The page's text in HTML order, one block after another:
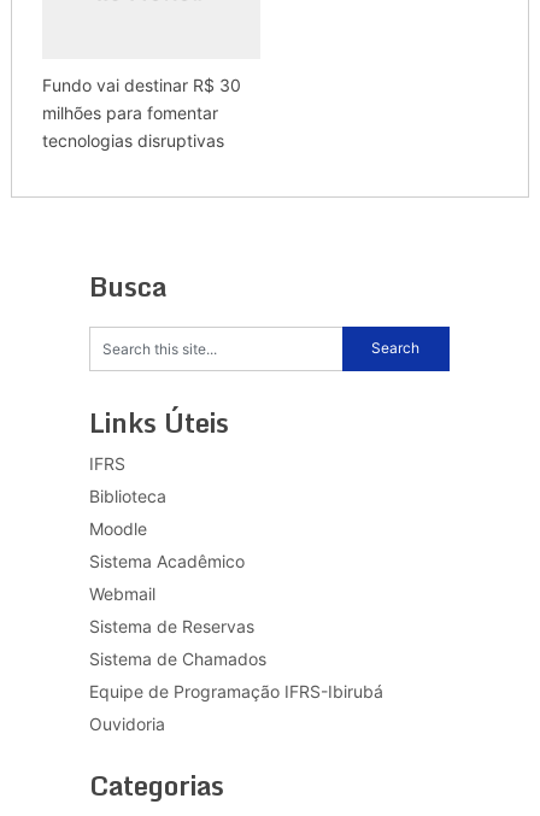
Fundo vai destinar R$ 30
milhões para fomentar
tecnologias disruptivas
Busca
Links Úteis
IFRS
Biblioteca
Moodle
Sistema Acadêmico
Webmail
Sistema de Reservas
Sistema de Chamados
Equipe de Programação IFRS-Ibirubá
Ouvidoria
Categorias